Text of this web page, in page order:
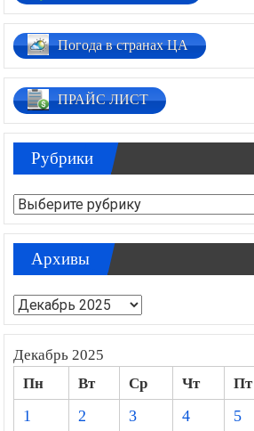
Погода в странах ЦА
ПРАЙС ЛИСТ
Рубрики
Рубрики
Архивы
Архивы
Декабрь 2025
Пн Вт Ср Чт Пт
1
2 3 4 5